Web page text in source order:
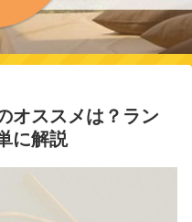
オススメは？ラン
に解説